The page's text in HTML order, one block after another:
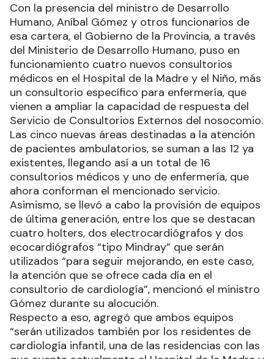
Con la presencia del ministro de Desarrollo
Humano, Aníbal Gómez y otros funcionarios de
esa cartera, el Gobierno de la Provincia, a través
del Ministerio de Desarrollo Humano, puso en
funcionamiento cuatro nuevos consultorios
médicos en el Hospital de la Madre y el Niño, más
un consultorio específico para enfermería, que
vienen a ampliar la capacidad de respuesta del
Servicio de Consultorios Externos del nosocomio.
Las cinco nuevas áreas destinadas a la atención
de pacientes ambulatorios, se suman a las 12 ya
existentes, llegando así a un total de 16
consultorios médicos y uno de enfermería, que
ahora conforman el mencionado servicio.
Asimismo, se llevó a cabo la provisión de equipos
de última generación, entre los que se destacan
cuatro holters, dos electrocardiógrafos y dos
ecocardiógrafos “tipo Mindray” que serán
utilizados “para seguir mejorando, en este caso,
la atención que se ofrece cada día en el
consultorio de cardiología”, mencionó el ministro
Gómez durante su alocución.
Respecto a eso, agregó que ambos equipos
“serán utilizados también por los residentes de
cardiología infantil, una de las residencias con las